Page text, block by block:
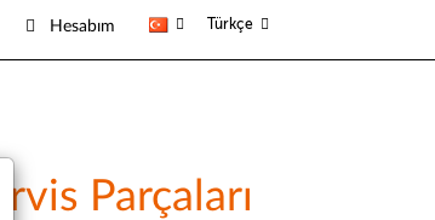
Hesabım Türkçe
Parçaları